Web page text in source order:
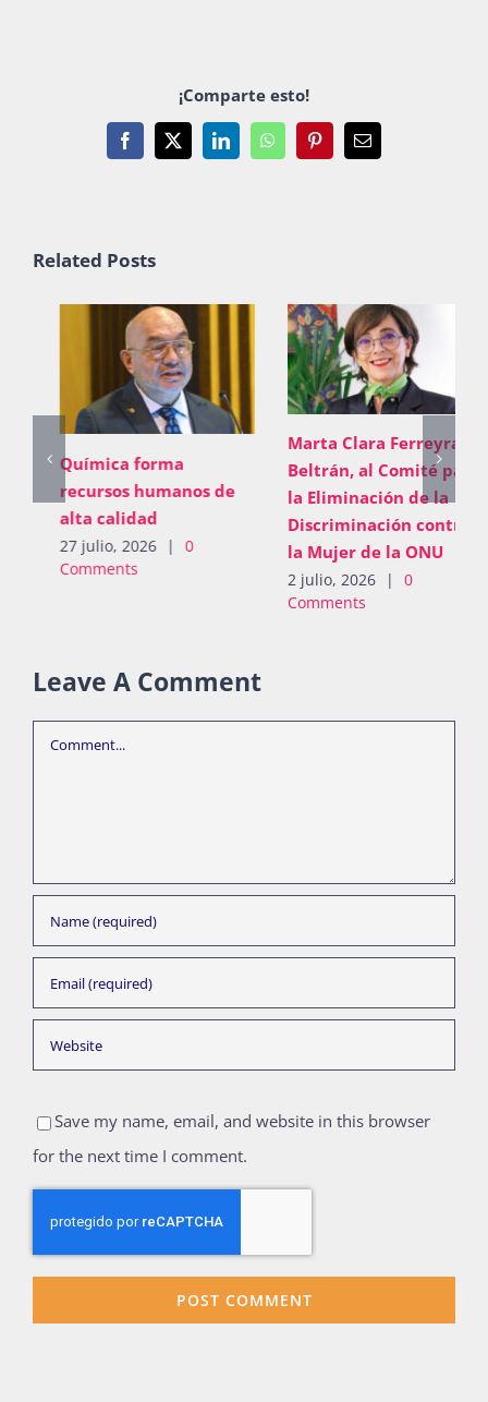
¡Comparte esto!
Facebook
X LinkedInWhatsAppPinterestEmail
Related Posts
Química forma
recursos humanos de
alta calidad
27 julio, 2026 |
Comments
Marta Clara Ferreyra
Beltrán, al Comité para
la Eliminación de la
Discriminación contra
la Mujer de la ONU
2 julio, 2026 |
Comments
Leave A Comment
Comment
Save my name, email, and website in this browser
for the next time I comment.